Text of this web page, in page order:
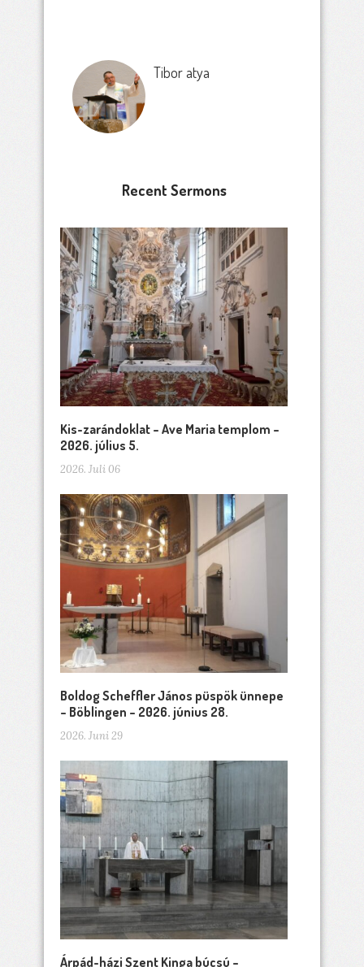
Tibor atya
Recent Sermons
Kis-zarándoklat – Ave Maria templom –
2026. július 5.
2026. Juli 06
Boldog Scheffler János püspök ünnepe
– Böblingen – 2026. június 28.
2026. Juni 29
Árpád-házi Szent Kinga búcsú –